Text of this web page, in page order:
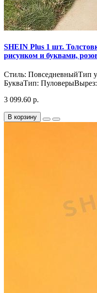
SHEIN Plus 1 шт.
рисунком и буквами,
Стиль: ПовседневныйТип
БукваТип:
3 099.60 р.
В корзину